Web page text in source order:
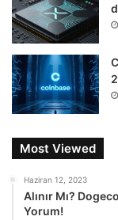
Most Viewed
Haziran 12, 2023
Alınır Mı?
Yorum!